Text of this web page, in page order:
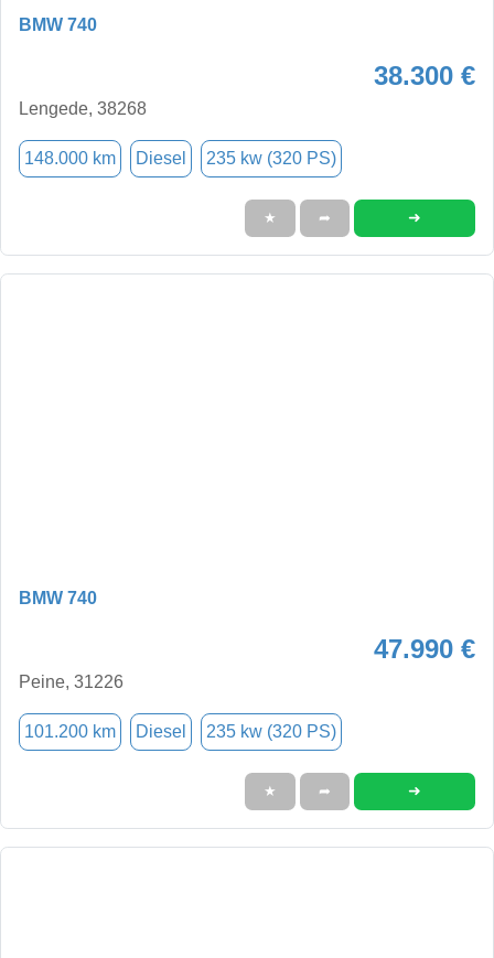
BMW 740
38.300 €
Lengede, 38268
148.000 km Diesel 235 kw (320 PS)
★ ➦ ➜
BMW 740
47.990 €
Peine, 31226
101.200 km Diesel 235 kw (320 PS)
★ ➦ ➜